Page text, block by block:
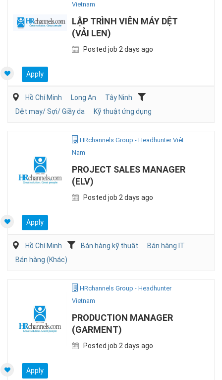
Vietnam
LẬP TRÌNH VIÊN MÁY DỆT
(VẢI LEN)
Posted job 2 days ago
Apply
Hồ Chí Minh Long An
Tây Ninh
Dệt may/ Sợi/ Giầy da
Kỹ thuật ứng dụng
HRchannels Group - Headhunter Việt
Nam
PROJECT SALES MANAGER
(ELV)
Posted job 2 days ago
Apply
Hồ Chí Minh Bán hàng kỹ thuật
Bán hàng IT
Bán hàng (Khác)
HRchannels Group - Headhunter
Vietnam
PRODUCTION MANAGER
(GARMENT)
Posted job 2 days ago
Apply